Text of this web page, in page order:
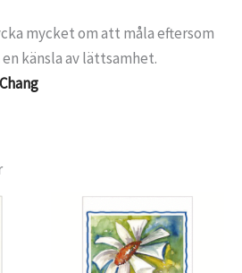
mycket om att måla eftersom
känsla av lättsamhet.